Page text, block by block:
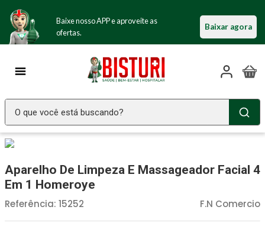
Baixe nosso APP e aproveite as
ofertas.
Baixar agora
O que você está buscando?
Aparelho De Limpeza E Massageador Facial 4
Em 1 Homeroye
F.N Comercio
Referência: 15252
2º Fralda Geriatrica
3º Littmann
4º Luva Latex